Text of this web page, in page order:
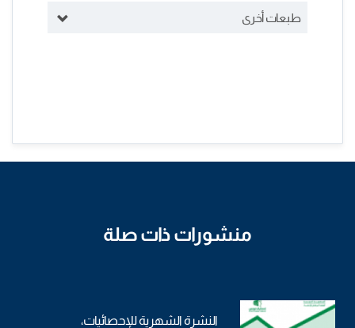
طبعات أخرى
منشورات ذات صلة
النشرة الشهرية للإحصائيات،